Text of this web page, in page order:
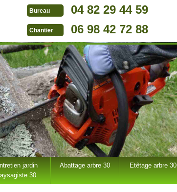
Bureau 04 82 29 44 59
Chantier 06 98 42 72 88
jardin
30
Abattage arbre 30 Etêtage arbre 30